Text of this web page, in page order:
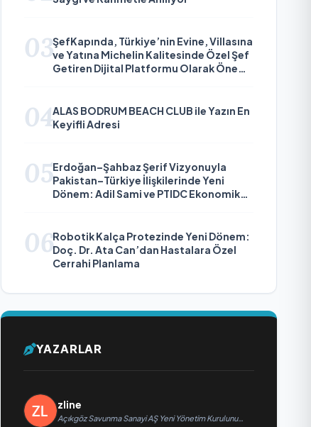
03ŞefKapında, Türkiye’nin Evine, Villasına
ve Yatına Michelin Kalitesinde Özel Şef
Getiren Dijital Platformu Olarak Öne
04ALAS BODRUM BEACH CLUB ile Yazın En
Keyifli Adresi
05Erdoğan–Şahbaz Şerif Vizyonuyla
Pakistan–Türkiye İlişkilerinde Yeni
Dönem: Adil Sami ve PTIDC Ekonomik
06Robotik Kalça Protezinde Yeni Dönem:
Doç. Dr. Ata Can’dan Hastalara Özel
Cerrahi Planlama
YAZARLAR
zline
Açıkgöz Savunma Sanayi AŞ Yeni Yönetim Kurulunu